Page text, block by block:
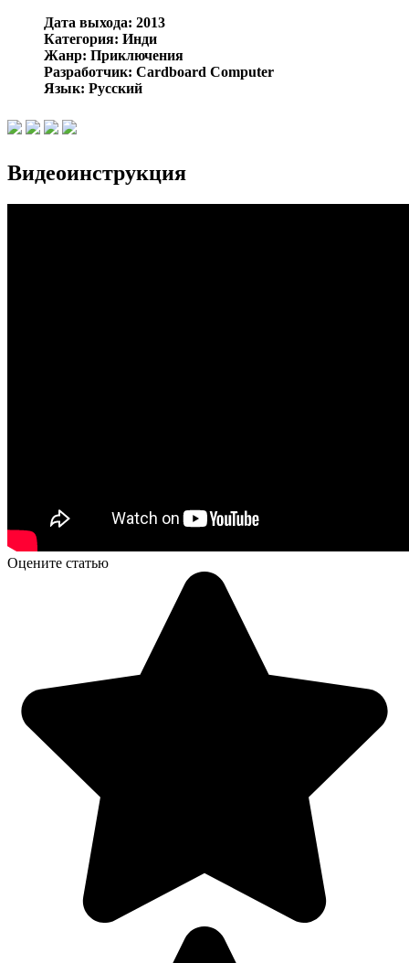
Дата выхода: 2013
Категория: Инди
Жанр: Приключения
Разработчик: Cardboard Computer
Язык: Русский
Видеоинструкция
Оцените статью